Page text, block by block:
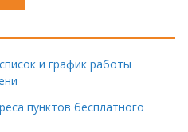
и график работы
пунктов бесплатного